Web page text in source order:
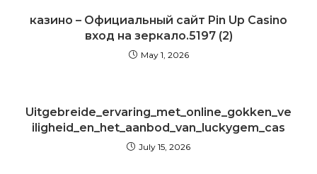
казино – Официальный сайт Pin Up Casino
вход на зеркало.5197 (2)
May 1, 2026
Uitgebreide_ervaring_met_online_gokken_ve
iligheid_en_het_aanbod_van_luckygem_cas
July 15, 2026